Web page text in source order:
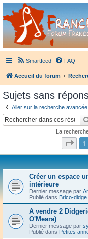
France
Didgeridoo et Guimbarde sur
Smartfeed FAQ
Accueil du forum
Sujets sans
Aller sur la recherche avancée
La
Page
1
Créer un espace
intérieure
Dernier message par
Publié dans Brico-didge
A vendre 2
O'Meara)
Dernier message par
Publié dans Petites